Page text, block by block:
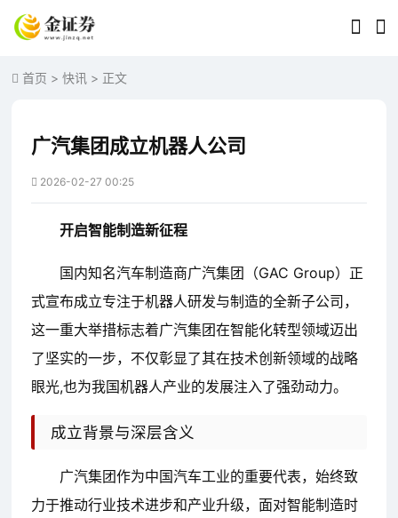
首页 >快讯 > 正文
广汽集团成立机器人公司
2026-02-27 00:25
开启智能制造新征程
国内知名汽车制造商广汽集团（GAC Group）正
式宣布成立专注于机器人研发与制造的全新子公司，
这一重大举措标志着广汽集团在智能化转型领域迈出
了坚实的一步，不仅彰显了其在技术创新领域的战略
眼光,也为我国机器人产业的发展注入了强劲动力。
成立背景与深层含义
广汽集团作为中国汽车工业的重要代表，始终致
力于推动行业技术进步和产业升级，面对智能制造时